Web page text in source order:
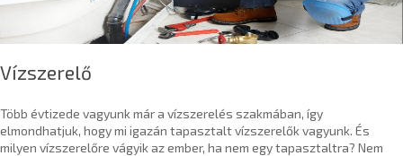
Vízszerelő
Több évtizede vagyunk már a vízszerelés szakmában, így
elmondhatjuk, hogy mi igazán tapasztalt vízszerelők vagyunk. És
milyen vízszerelőre vágyik az ember, ha nem egy tapasztaltra? Nem